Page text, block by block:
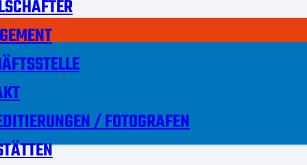
/ FOTOGRAFEN